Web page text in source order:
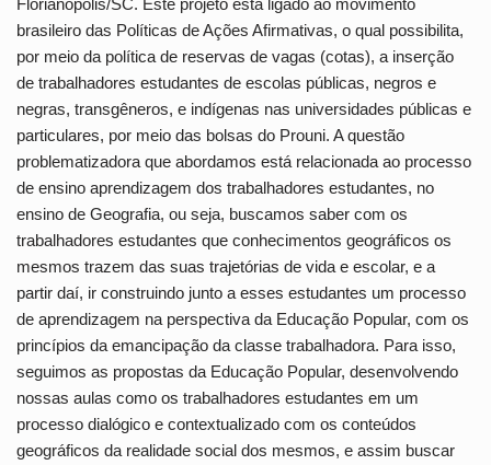
brasileiro das Políticas de Ações Afirmativas, o qual possibilita,
por meio da política de reservas de vagas (cotas), a inserção
de trabalhadores estudantes de escolas públicas, negros e
negras, transgêneros, e indígenas nas universidades públicas e
particulares, por meio das bolsas do Prouni. A questão
problematizadora que abordamos está relacionada ao processo
de ensino aprendizagem dos trabalhadores estudantes, no
ensino de Geografia, ou seja, buscamos saber com os
trabalhadores estudantes que conhecimentos geográficos os
mesmos trazem das suas trajetórias de vida e escolar, e a
partir daí, ir construindo junto a esses estudantes um processo
de aprendizagem na perspectiva da Educação Popular, com os
princípios da emancipação da classe trabalhadora. Para isso,
seguimos as propostas da Educação Popular, desenvolvendo
nossas aulas como os trabalhadores estudantes em um
processo dialógico e contextualizado com os conteúdos
geográficos da realidade social dos mesmos, e assim buscar